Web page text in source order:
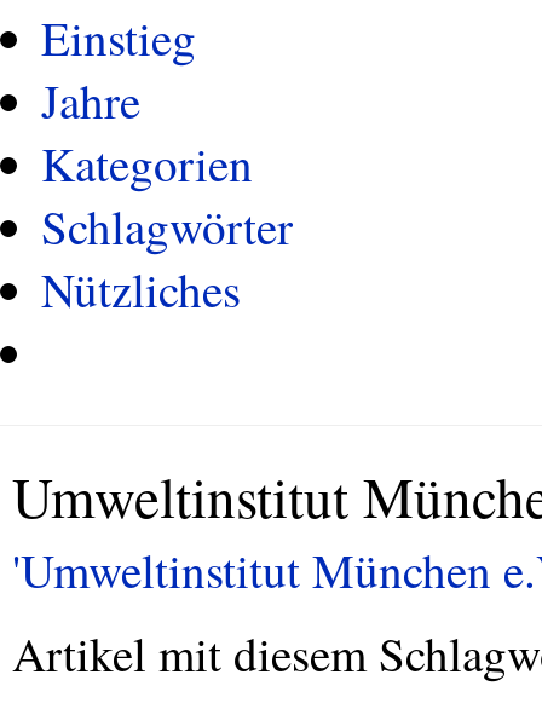
Einstieg
Jahre
Kategorien
Schlagwörter
Nützliches
Umweltinstitut
'Umweltinstitut München
Artikel mit diesem